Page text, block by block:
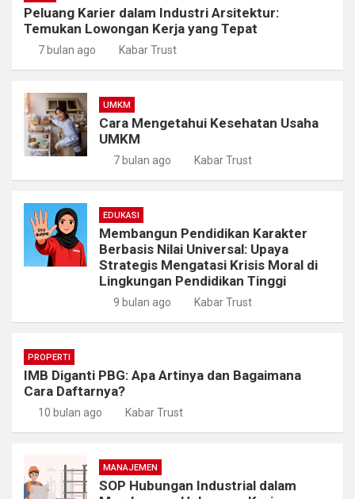
Peluang Karier dalam Industri Arsitektur:
Temukan Lowongan Kerja yang Tepat
7 bulan ago Kabar Trust
UMKM
Cara Mengetahui Kesehatan Usaha
UMKM
7 bulan ago Kabar Trust
EDUKASI
Membangun Pendidikan Karakter
Berbasis Nilai Universal: Upaya
Strategis Mengatasi Krisis Moral di
Lingkungan Pendidikan Tinggi
9 bulan ago Kabar Trust
PROPERTI
IMB Diganti PBG: Apa Artinya dan Bagaimana
Cara Daftarnya?
10 bulan ago Kabar Trust
MANAJEMEN
SOP Hubungan Industrial dalam